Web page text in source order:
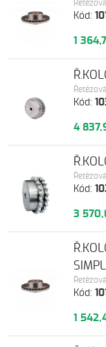
Kód:
1
Kód:
4
Kód:
3
Kód:
1